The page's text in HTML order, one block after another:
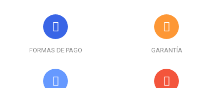
FORMAS DE PAGO GARANTÍA